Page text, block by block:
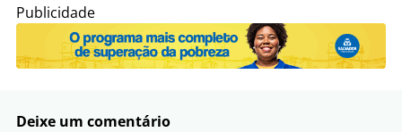
Publicidade
Deixe um comentário